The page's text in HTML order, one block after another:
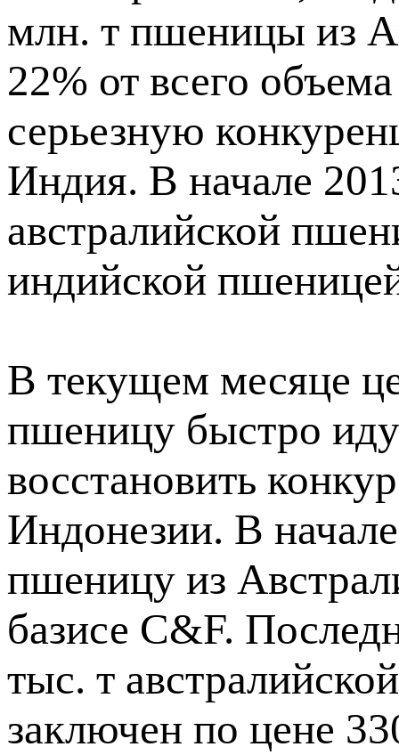
млн. т пшеницы из
22% от всего
серьезную
Индия. В начале
австралийской
индийской
В текущем месяце
пшеницу быстро
восстановить
Индонезии. В
пшеницу из
базисе C&F.
тыс. т
заключен по цене